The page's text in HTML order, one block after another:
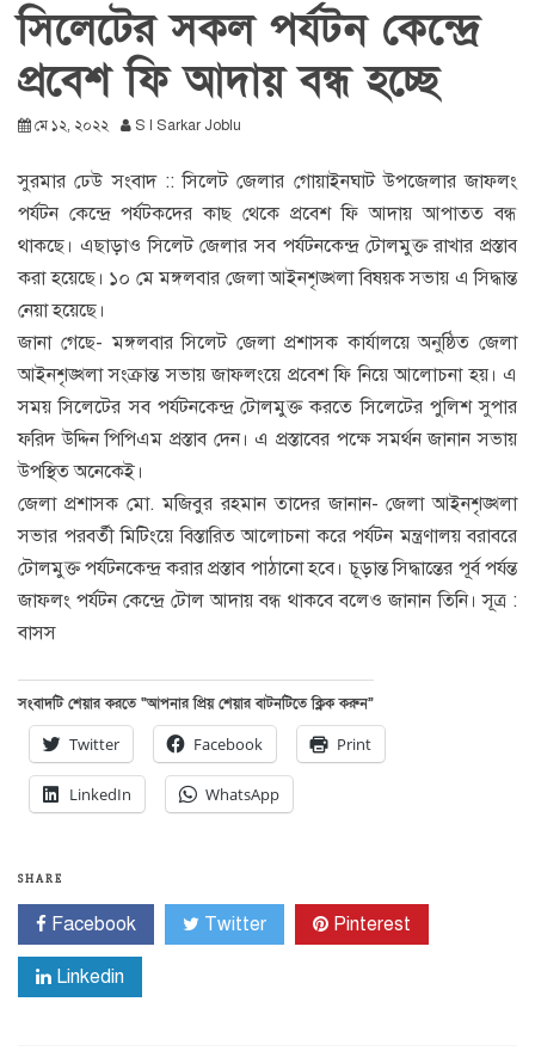
সিলেটের সকল পর্যটন কেন্দ্রে
প্রবেশ ফি আদায় বন্ধ হচ্ছে
মে ১২, ২০২২ S I Sarkar Joblu
সুরমার ঢেউ সংবাদ :: সিলেট জেলার গোয়াইনঘাট উপজেলার জাফলং
পর্যটন কেন্দ্রে পর্যটকদের কাছ থেকে প্রবেশ ফি আদায় আপাতত বন্ধ
থাকছে। এছাড়াও সিলেট জেলার সব পর্যটনকেন্দ্র টোলমুক্ত রাখার প্রস্তাব
করা হয়েছে। ১০ মে মঙ্গলবার জেলা আইনশৃঙ্খলা বিষয়ক সভায় এ সিদ্ধান্ত
নেয়া হয়েছে।
জানা গেছে- মঙ্গলবার সিলেট জেলা প্রশাসক কার্যালয়ে অনুষ্ঠিত জেলা
আইনশৃঙ্খলা সংক্রান্ত সভায় জাফলংয়ে প্রবেশ ফি নিয়ে আলোচনা হয়। এ
সময় সিলেটের সব পর্যটনকেন্দ্র টোলমুক্ত করতে সিলেটের পুলিশ সুপার
ফরিদ উদ্দিন পিপিএম প্রস্তাব দেন। এ প্রস্তাবের পক্ষে সমর্থন জানান সভায়
উপস্থিত অনেকেই।
জেলা প্রশাসক মো. মজিবুর রহমান তাদের জানান- জেলা আইনশৃঙ্খলা
সভার পরবর্তী মিটিংয়ে বিস্তারিত আলোচনা করে পর্যটন মন্ত্রণালয় বরাবরে
টোলমুক্ত পর্যটনকেন্দ্র করার প্রস্তাব পাঠানো হবে। চূড়ান্ত সিদ্ধান্তের পূর্ব পর্যন্ত
জাফলং পর্যটন কেন্দ্রে টোল আদায় বন্ধ থাকবে বলেও জানান তিনি। সূত্র :
বাসস
সংবাদটি শেয়ার করতে “আপনার প্রিয় শেয়ার বাটনটিতে ক্লিক করুন”
Twitter Facebook Print
LinkedIn WhatsApp
SHARE
Facebook Twitter Pinterest
Linkedin